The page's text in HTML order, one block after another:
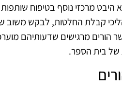
היבט מרכזי נוסף בטיפוח
קבלת החלטות, לבקש משוב
הורים מרגישים שדעותיהם
של בית הספר.